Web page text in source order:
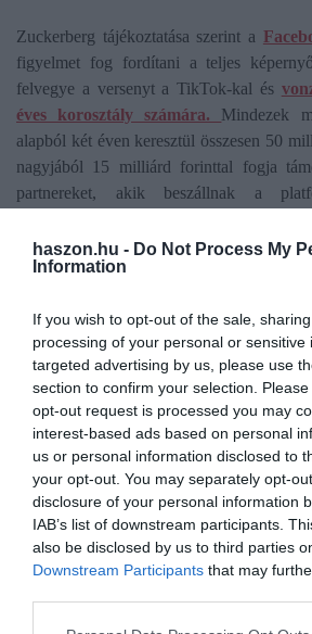
haszon.hu - Do Not Process My
Information
If you wish to opt-out of the sale,
processing of your personal or sensitive
targeted advertising by us, please use
section to confirm your selection.
opt-out request is processed you may
interest-based ads based on personal
us or personal information disclosed to
your opt-out. You may separately opt-
disclosure of your personal information
IAB’s list of downstream participants.
also be disclosed by us to third parties
Downstream Participants that may
Please note that this website/app uses
Zuckerberg tájékoztatása szerint a
figyelmet fog fordítani a teljes
felvegye a versenyt a TikTok-kal és
éves korosztály számára. Mindezek
alapból két éven keresztül összesen 50
nagyjából 15 milliárd forinttal fogja
partnereket, akik beszállnak a
képezik a virtuális és a kiterjesztett
amelyek korszerűsítésére egy külön
Facebook Reality Labs részére csak
alapító figyelmeztette a részvényeseket,
metaverzum fejlesztése nem
Mindenesetre az eredmények azt jelzik,
befektetőket különösebben nem
üzletpolitikával és vállalati kultúrával
facebook metaverzum negyedéves